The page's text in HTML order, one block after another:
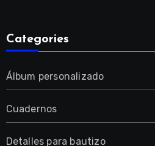
Categories
Álbum personalizado
Cuadernos
Detalles para bautizo